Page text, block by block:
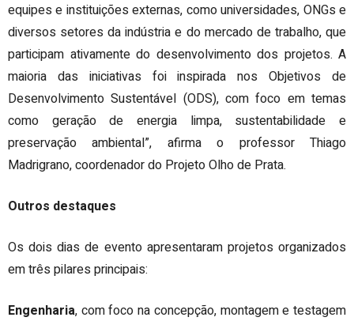
equipes e instituições externas, como universidades, ONGs e
diversos setores da indústria e do mercado de trabalho, que
participam ativamente do desenvolvimento dos projetos. A
maioria das iniciativas foi inspirada nos Objetivos de
Desenvolvimento Sustentável (ODS), com foco em temas
como geração de energia limpa, sustentabilidade e
preservação ambiental”, afirma o professor Thiago
Madrigrano, coordenador do Projeto Olho de Prata.
Outros destaques
Os dois dias de evento apresentaram projetos organizados
em três pilares principais:
Engenharia, com foco na concepção, montagem e testagem